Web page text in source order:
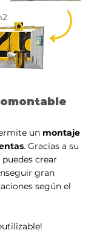
un montaje
. Gracias a su
crear
gran
según el